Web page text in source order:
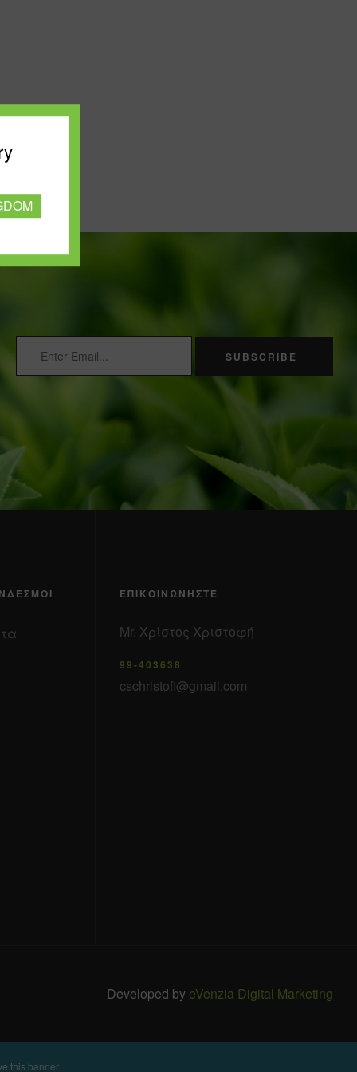
SUBSCRIBE
ΕΠΙΚΟΙΝΩΝΉΣΤΕ
Mr. Χρίστος Χριστοφή
99-403638
cschristofi@gmail.com
Developed by eVenzia Digital Marketing
this banner.